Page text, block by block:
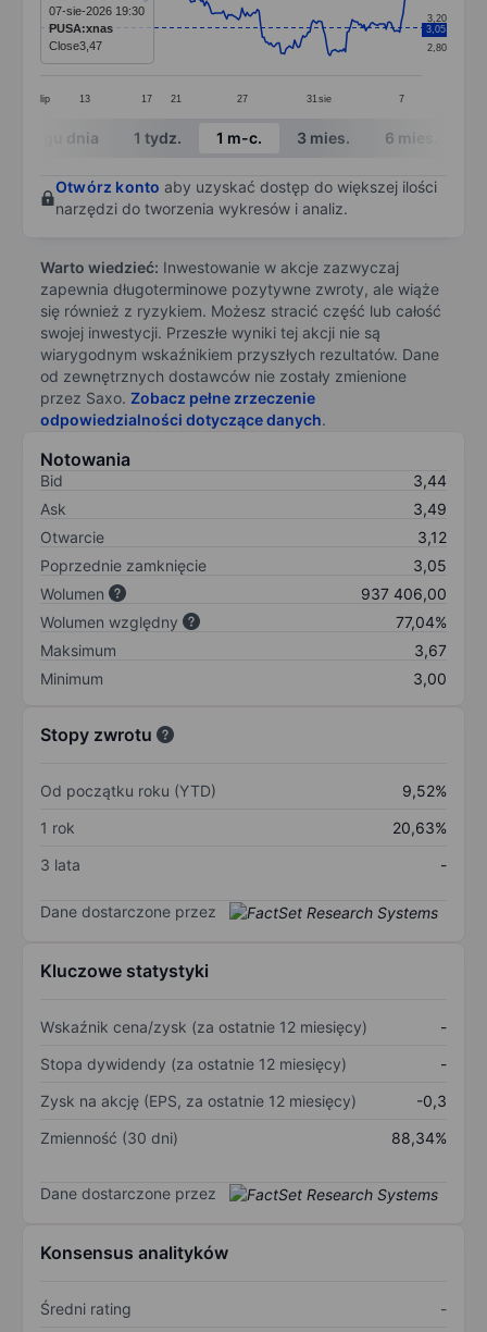
The chart has 1 X axis displaying categories.
The chart has 1 Y axis displaying values. Data
lip 13 17 21 27 31 sie 7
2,80
3,20
3,05
07-sie-2026 19:30
PUSA:xnas
Close3,47
End of interactive chart.
W ciągu dnia 1 tydz. 1 m-c. 3 mies. 6 mies.
Otwórz konto aby uzyskać dostęp do większej ilości
narzędzi do tworzenia wykresów i analiz.
Warto wiedzieć: Inwestowanie w akcje zazwyczaj
zapewnia długoterminowe pozytywne zwroty, ale wiąże
się również z ryzykiem. Możesz stracić część lub całość
swojej inwestycji. Przeszłe wyniki tej akcji nie są
wiarygodnym wskaźnikiem przyszłych rezultatów. Dane
od zewnętrznych dostawców nie zostały zmienione
przez Saxo. Zobacz pełne zrzeczenie
odpowiedzialności dotyczące danych.
Notowania
Bid
3,44
Ask
3,49
Otwarcie
3,12
Poprzednie zamknięcie
3,05
Wolumen
937 406,00
Wolumen względny
77,04%
Maksimum
3,67
Minimum
3,00
Stopy zwrotu
Od początku roku (YTD)
9,52%
1 rok
20,63%
3 lata
-
Dane dostarczone przez
Kluczowe statystyki
Wskaźnik cena/zysk (za ostatnie 12 miesięcy)
-
Stopa dywidendy (za ostatnie 12 miesięcy)
-
Zysk na akcję (EPS, za ostatnie 12 miesięcy)
-0,3
Zmienność (30 dni)
88,34%
Dane dostarczone przez
Konsensus analityków
Średni rating -